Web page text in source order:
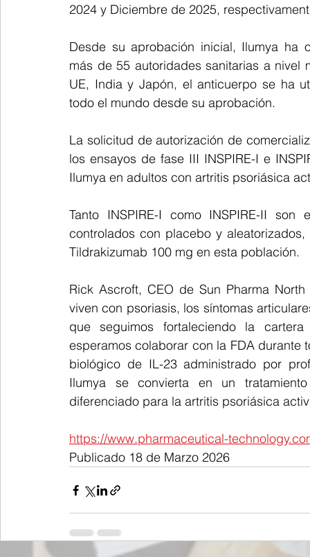
2024 y Diciembre de 2025,
Desde su aprobación inicial, Ilumya ha
más de 55 autoridades sanitarias a nivel
UE, India y Japón, el anticuerpo se ha
todo el mundo desde su aprobación.
La solicitud de autorización de
los ensayos de fase III INSPIRE-I e
Ilumya en adultos con artritis psoriásica
Tanto INSPIRE-I como INSPIRE-II
controlados con placebo y
Tildrakizumab 100 mg en esta población.
Rick Ascroft, CEO de Sun Pharma
viven con psoriasis, los síntomas
que seguimos fortaleciendo la
esperamos colaborar con la FDA durante
biológico de IL-23 administrado por
Ilumya se convierta en un
diferenciado para la artritis psoriásica
https://www.pharmaceutical-
Publicado 18 de Marzo 2026